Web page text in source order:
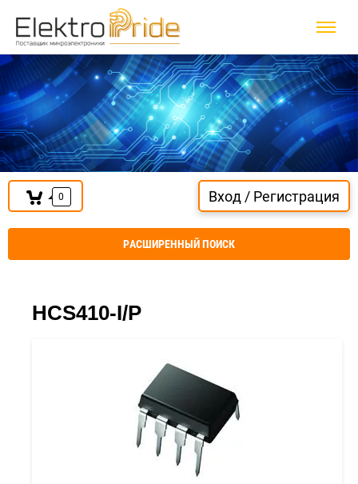
0 Вход / Регистрация
РАСШИРЕННЫЙ ПОИСК
HCS410-I/P